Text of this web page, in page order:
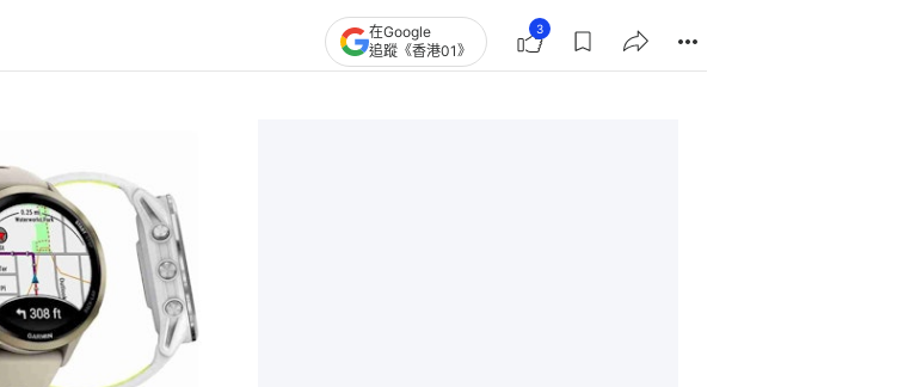
在Google
追蹤《香港01》
3